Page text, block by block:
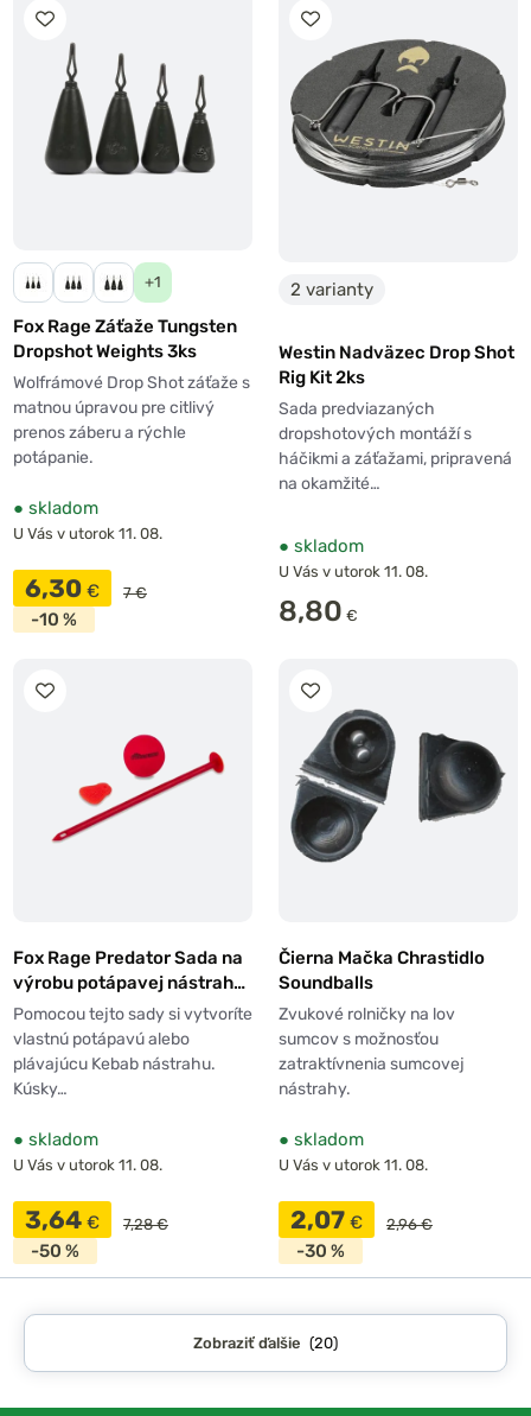
+1
Fox Rage Záťaže Tungsten
Dropshot Weights 3ks
Wolfrámové Drop Shot záťaže s
matnou úpravou pre citlivý
prenos záberu a rýchle
potápanie.
● skladom
U Vás v utorok 11. 08.
6,30 € 7 €
-10 %
2 varianty
Westin Nadväzec Drop Shot
Rig Kit 2ks
Sada predviazaných
dropshotových montáží s
háčikmi a záťažami, pripravená
na okamžité…
● skladom
U Vás v utorok 11. 08.
8,80 €
Fox Rage Predator Sada na
výrobu potápavej nástrahy
Kebab and Bait Popper Kit
Pomocou tejto sady si vytvoríte
vlastnú potápavú alebo
plávajúcu Kebab nástrahu.
Kúsky…
● skladom
U Vás v utorok 11. 08.
3,64 € 7,28 €
-50 %
Čierna Mačka Chrastidlo
Soundballs
Zvukové rolničky na lov
sumcov s možnosťou
zatraktívnenia sumcovej
nástrahy.
● skladom
U Vás v utorok 11. 08.
2,07 € 2,96 €
-30 %
Zobraziť ďalšie (20)